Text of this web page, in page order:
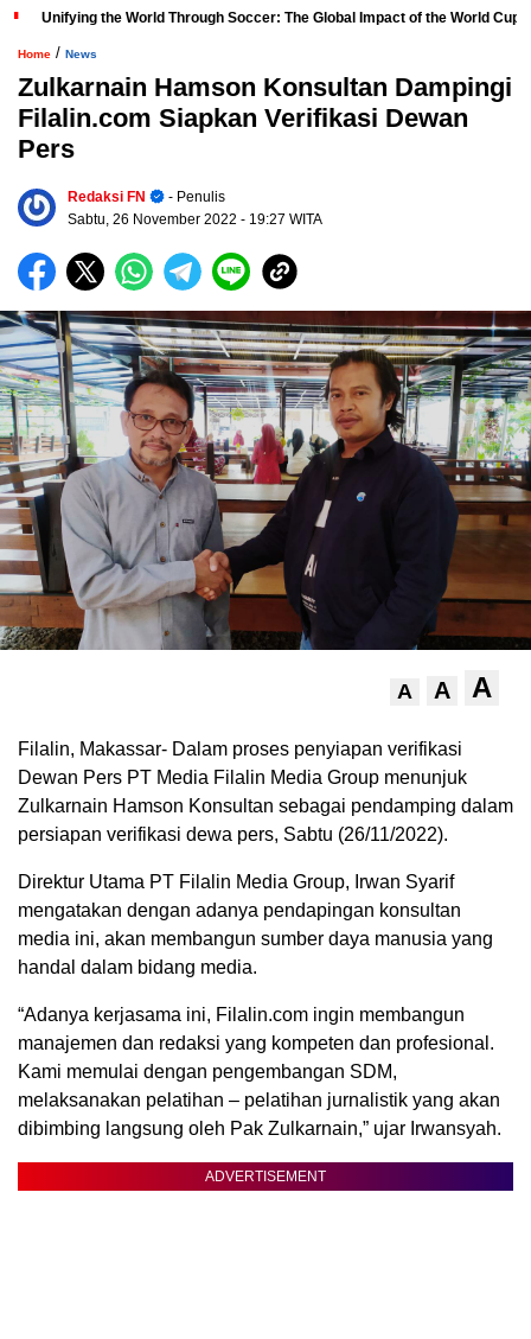
Unifying the World Through Soccer: The Global Impact of the World Cup
Home / News
Zulkarnain Hamson Konsultan Dampingi
Filalin.com Siapkan Verifikasi Dewan
Pers
Redaksi FN
- Penulis
Sabtu, 26 November 2022 - 19:27 WITA
A A A
Filalin, Makassar- Dalam proses penyiapan verifikasi
Dewan Pers PT Media Filalin Media Group menunjuk
Zulkarnain Hamson Konsultan sebagai pendamping dalam
persiapan verifikasi dewa pers, Sabtu (26/11/2022).
Direktur Utama PT Filalin Media Group, Irwan Syarif
mengatakan dengan adanya pendapingan konsultan
media ini, akan membangun sumber daya manusia yang
handal dalam bidang media.
“Adanya kerjasama ini, Filalin.com ingin membangun
manajemen dan redaksi yang kompeten dan profesional.
Kami memulai dengan pengembangan SDM,
melaksanakan pelatihan – pelatihan jurnalistik yang akan
dibimbing langsung oleh Pak Zulkarnain,” ujar Irwansyah.
ADVERTISEMENT